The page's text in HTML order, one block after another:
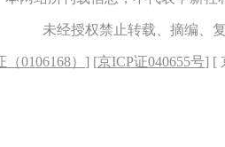
未经授权禁止转载、摘编、
0106168） ] [京ICP证040655号] [